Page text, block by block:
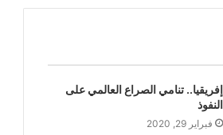
إفريقيا.. تنامي الصراع العالمي على
النفوذ
فبراير 29, 2020